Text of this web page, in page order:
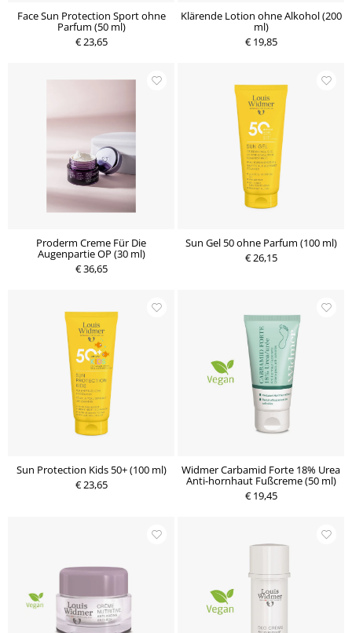
Face Sun Protection Sport ohne
Parfum (50 ml)
€ 23,65
Klärende Lotion ohne Alkohol (200
ml)
€ 19,85
Proderm Creme Für Die
Augenpartie OP (30 ml)
€ 36,65
Sun Gel 50 ohne Parfum (100 ml)
€ 26,15
Sun Protection Kids 50+ (100 ml)
€ 23,65
Widmer Carbamid Forte 18% Urea
Anti-hornhaut Fußcreme (50 ml)
€ 19,45